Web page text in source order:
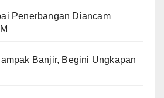
Penerbangan Diancam
Banjir, Begini Ungkapan